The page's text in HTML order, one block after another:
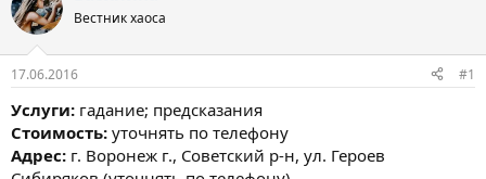
т
е
м
ы
а
а
Вестник хаоса
17.06.2016 #1
Услуги: гадание; предсказания
Стоимость: уточнять по телефону
Адрес: г. Воронеж г., Советский р-н, ул. Героев